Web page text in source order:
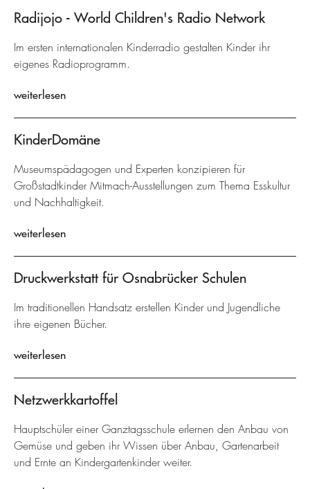
Radijojo - World Children's Radio Network
Im ersten internationalen Kinderradio gestalten Kinder ihr
eigenes Radioprogramm.
weiterlesen
KinderDomäne
Museumspädagogen und Experten konzipieren für
Großstadtkinder Mitmach-Ausstellungen zum Thema Esskultur
und Nachhaltigkeit.
weiterlesen
Druckwerkstatt für Osnabrücker Schulen
Im traditionellen Handsatz erstellen Kinder und Jugendliche
ihre eigenen Bücher.
weiterlesen
Netzwerkkartoffel
Hauptschüler einer Ganztagsschule erlernen den Anbau von
Gemüse und geben ihr Wissen über Anbau, Gartenarbeit
und Ernte an Kindergartenkinder weiter.